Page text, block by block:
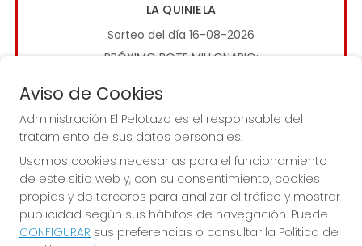
LA QUINIELA
Sorteo del día 16-08-2026
PRÓXIMO BOTE MILLONARIO:
1.000.000€
JUGAR LA QUINIELA
Aviso de Cookies
Administración El Pelotazo es el responsable del
tratamiento de sus datos personales.
Usamos cookies necesarias para el funcionamiento
de este sitio web y, con su consentimiento, cookies
propias y de terceros para analizar el tráfico y mostrar
publicidad según sus hábitos de navegación. Puede
CONFIGURAR sus preferencias o consultar la Política de